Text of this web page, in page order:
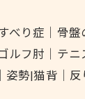
り症｜骨
フ肘｜テ
勢|猫背｜